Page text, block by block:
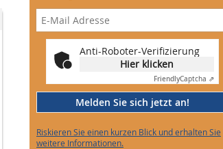
Anti-Roboter-Verifizierung
Hier klicken
FriendlyCaptcha ⇗
Melden Sie sich jetzt an!
Riskieren Sie einen kurzen Blick und erhalten Sie
weitere Informationen.